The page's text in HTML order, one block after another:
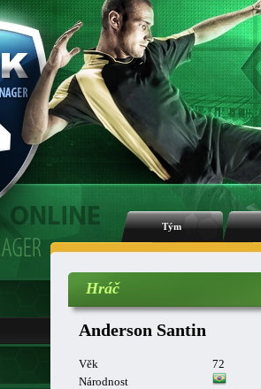
Tým
Hráč
Anderson Santin
Věk
72
Národnost